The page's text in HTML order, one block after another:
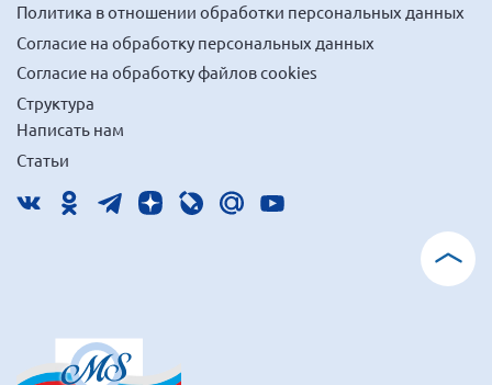
Самарская область СГОРС
Свердловская область
Ставропольский край
Сахалинская область
Томская область
Ярославская область
Политика в отношении обработки персональных данных
Согласие на обработку персональных данных
Согласие на обработку файлов cookies
Структура
Написать нам
Статьи